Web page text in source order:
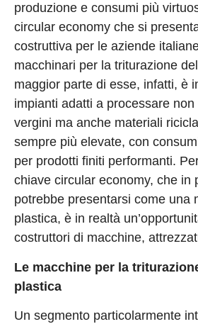
produzione e consumi più
circular economy che si
costruttiva per le aziende
macchinari per la triturazione
maggior parte di esse, infatti, è
impianti adatti a processare
vergini ma anche materiali
sempre più elevate, con
per prodotti finiti performanti.
chiave circular economy, che in
potrebbe presentarsi come una
plastica, è in realtà
costruttori di macchine,
Le macchine per la
plastica
Un segmento particolarmente